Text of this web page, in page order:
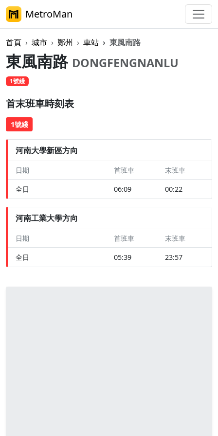
MetroMan
首頁 城市 鄭州 車站 東風南路
東風南路 DONGFENGNANLU
1號綫
首末班車時刻表
1號綫
河南大學新區方向
日期 首班車 末班車
全日 06:09 00:22
河南工業大學方向
日期 首班車 末班車
全日 05:39 23:57